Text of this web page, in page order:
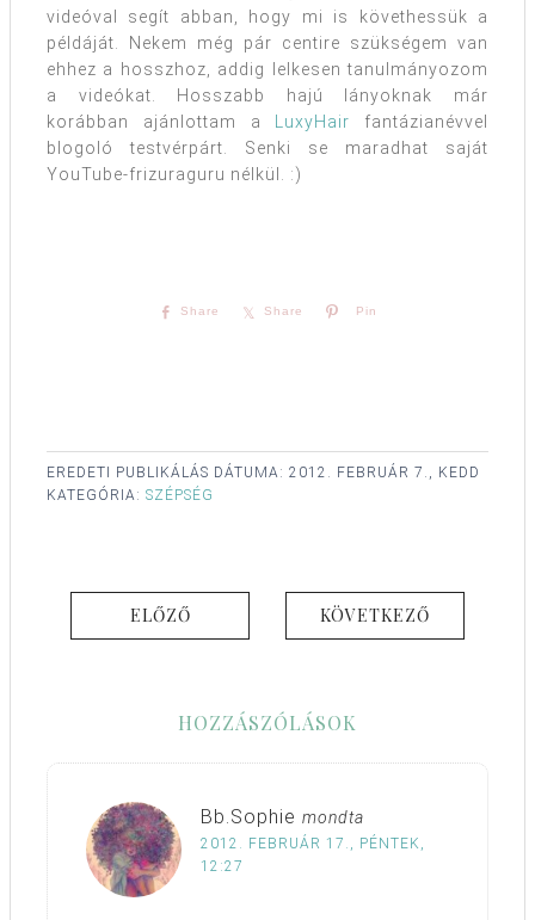
videóval segít abban, hogy mi is követhessük a
példáját. Nekem még pár centire szükségem van
ehhez a hosszhoz, addig lelkesen tanulmányozom
a videókat. Hosszabb hajú lányoknak már
korábban ajánlottam a
LuxyHair fantázianévvel
blogoló testvérpárt. Senki se maradhat saját
YouTube-frizuraguru nélkül. :)
Share Share Pin
EREDETI PUBLIKÁLÁS DÁTUMA: 2012. FEBRUÁR 7., KEDD
KATEGÓRIA: SZÉPSÉG
ELŐZŐ KÖVETKEZŐ
HOZZÁSZÓLÁSOK
Bb.Sophie mondta
2012. FEBRUÁR 17., PÉNTEK,
12:27